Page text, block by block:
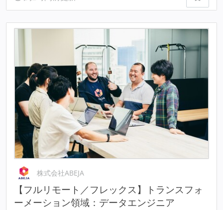
株式会社ABEJA
【フルリモート／フレックス】トランスフォ
ーメーション領域：データエンジニア